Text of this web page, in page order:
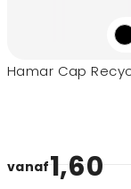
Hamar Cap
vanaf1,60